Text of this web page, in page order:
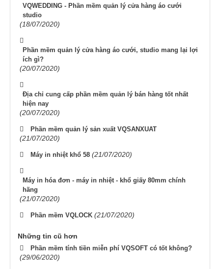
VQWEDDING - Phần mềm quản lý cửa hàng áo cưới
studio
(18/07/2020)
Phần mềm quản lý cửa hàng áo cưới, studio mang lại lợi
ích gì?
(20/07/2020)
Địa chỉ cung cấp phần mềm quản lý bán hàng tốt nhất
hiện nay
(20/07/2020)
Phần mềm quản lý sản xuất VQSANXUAT
(21/07/2020)
Máy in nhiệt khổ 58 (21/07/2020)
Máy in hóa đơn - máy in nhiệt - khổ giấy 80mm chính
hãng
(21/07/2020)
Phần mềm VQLOCK (21/07/2020)
Những tin cũ hơn
Phần mềm tính tiền miễn phí VQSOFT có tốt không?
(29/06/2020)